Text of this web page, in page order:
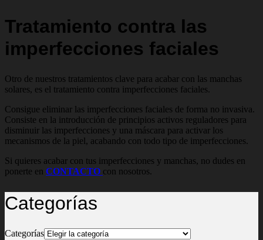
Tratamiento contra las
imperfecciones faciales
Otro de nuestros tratamientos clave para acabar con las manchas
solares, es el tratamiento contra imperfecciones faciales.
Consigue eliminar las imperfecciones faciales de forma no invasiva.
Consiste en la introducción de principios activos reguladores para
disminuir las imperfecciones y una máscara para activar los
mecanismos de la piel, acabando con todo tipo de imperfecciones.
Si quieres acabar con tus imperfecciones y manchas, no dudes en
ponerte en CONTACTO con nosotros.
Categorías
Categorías